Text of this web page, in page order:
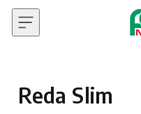
Skip to content
Reda Slim